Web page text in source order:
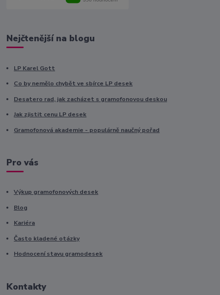
Nejčtenější na blogu
LP Karel Gott
Co by nemělo chybět ve sbírce LP desek
Desatero rad, jak zacházet s gramofonovou deskou
Jak zjistit cenu LP desek
Gramofonová akademie - populárně naučný pořad
Pro vás
Výkup gramofonových desek
Blog
Kariéra
Často kladené otázky
Hodnocení stavu gramodesek
Kontakty